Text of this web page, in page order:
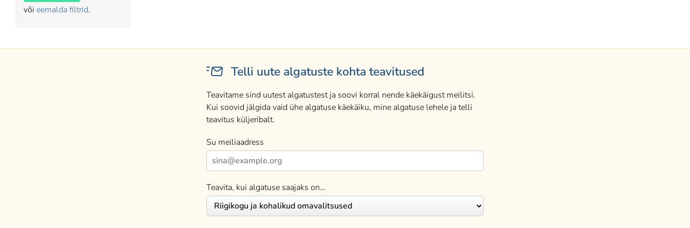
või eemalda filtrid.
Telli uute algatuste kohta teavitused
Teavitame sind uutest algatustest ja soovi korral nende käekäigust meilitsi.
Kui soovid jälgida vaid ühe algatuse käekäiku, mine algatuse lehele ja telli
teavitus küljeribalt.
Su meiliaadress
Teavita, kui algatuse saajaks on…